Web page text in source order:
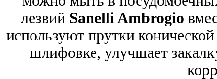
лезвий Sanelli Ambrogio
используют прутки
шлифовке, улучшает